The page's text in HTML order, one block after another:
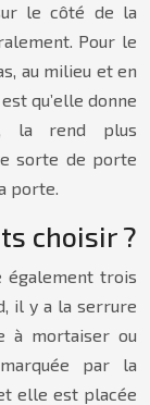
le côté de la
Pour le
au milieu et en
qu’elle donne
la rend plus
sorte de porte
porte.
choisir ?
également trois
il y a la serrure
à mortaiser ou
par la
elle est placée